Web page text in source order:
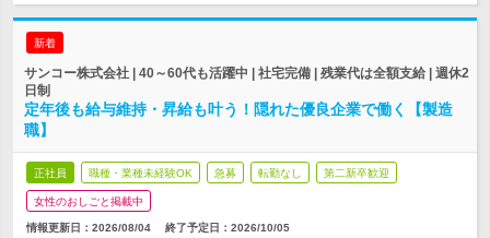
新着
サンコー株式会社 | 40～60代も活躍中 | 社宅完備 | 残業代は全額支給 | 週休2
日制
定年後も給与維持・昇給も叶う！隠れた優良企業で働く【製造
職】
正社員 職種・業種未経験OK 急募 転勤なし 第二新卒歓迎
女性のおしごと掲載中
情報更新日：2026/08/04 終了予定日： 2026/10/05